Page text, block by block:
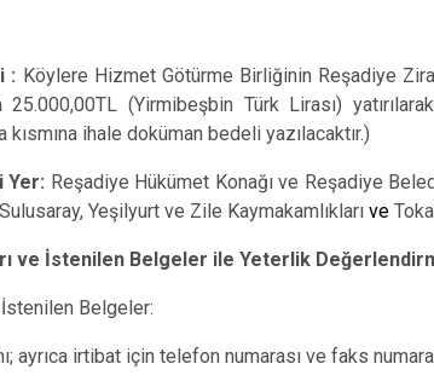
: Köylere Hizmet Götürme Birliğinin Reşadiye
25.000,00TL (Yirmibeşbin Türk Lirası)
ihale doküman bedeli yazılacaktır.)
Yer: Reşadiye Hükümet Konağı ve Reşadiye
Yeşilyurt ve Zile Kaymakamlıkları ve
ve İstenilen Belgeler ile Yeterlik
İstenilen Belgeler:
ayrıca irtibat için telefon numarası ve faks